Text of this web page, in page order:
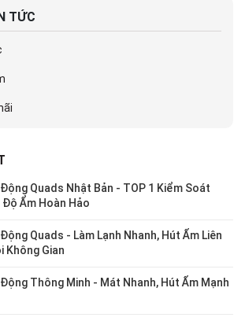
TỨC
Quads Nhật Bản - TOP 1 Kiểm Soát
Ẩm Hoàn Hảo
Quads - Làm Lạnh Nhanh, Hút Ẩm Liên
Không Gian
Thông Minh - Mát Nhanh, Hút Ẩm Mạnh